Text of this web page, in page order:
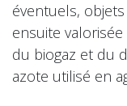
éventuels,
ensuite
du biogaz et du
azote utilisé en